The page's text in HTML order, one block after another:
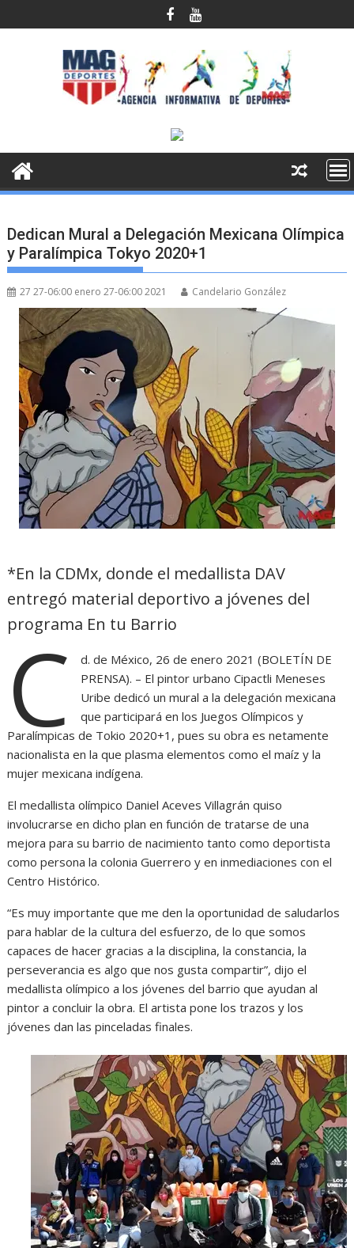
al
Dedican Mural a Delegación Mexicana Olímpica
y Paralímpica Tokyo 2020+1
27 27-06:00 enero 27-06:00 2021 Candelario González
*En la CDMx, donde el medallista DAV
entregó material deportivo a jóvenes del
programa En tu Barrio
C
d. de México, 26 de enero 2021 (BOLETÍN DE
PRENSA). – El pintor urbano Cipactli Meneses
Uribe dedicó un mural a la delegación mexicana
que participará en los Juegos Olímpicos y
Paralímpicas de Tokio 2020+1, pues su obra es netamente
nacionalista en la que plasma elementos como el maíz y la
mujer mexicana indígena.
El medallista olímpico Daniel Aceves Villagrán quiso
involucrarse en dicho plan en función de tratarse de una
mejora para su barrio de nacimiento tanto como deportista
como persona la colonia Guerrero y en inmediaciones con el
Centro Histórico.
“Es muy importante que me den la oportunidad de saludarlos
para hablar de la cultura del esfuerzo, de lo que somos
capaces de hacer gracias a la disciplina, la constancia, la
perseverancia es algo que nos gusta compartir”, dijo el
medallista olímpico a los jóvenes del barrio que ayudan al
pintor a concluir la obra. El artista pone los trazos y los
jóvenes dan las pinceladas finales.